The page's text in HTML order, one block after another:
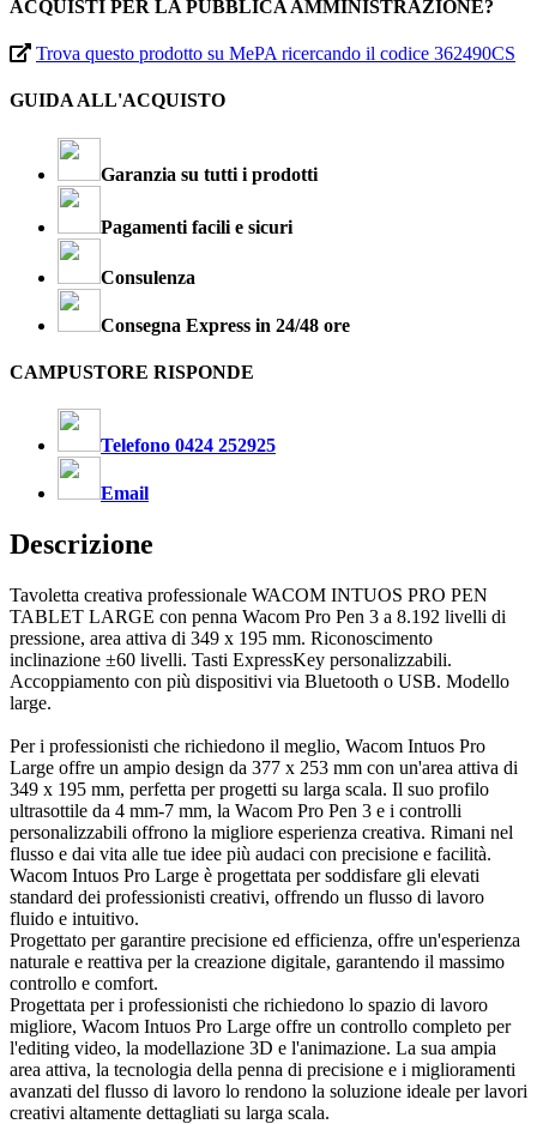
ACQUISTI PER LA PUBBLICA AMMINISTRAZIONE?
Trova questo prodotto su MePA ricercando il codice 362490CS
GUIDA ALL'ACQUISTO
Garanzia su tutti i prodotti
Pagamenti facili e sicuri
Consulenza
Consegna Express in 24/48 ore
CAMPUSTORE RISPONDE
Telefono 0424 252925
Email
Descrizione
Tavoletta creativa professionale WACOM INTUOS PRO PEN
TABLET LARGE con penna Wacom Pro Pen 3 a 8.192 livelli di
pressione, area attiva di 349 x 195 mm. Riconoscimento
inclinazione ±60 livelli. Tasti ExpressKey personalizzabili.
Accoppiamento con più dispositivi via Bluetooth o USB. Modello
large.
Per i professionisti che richiedono il meglio, Wacom Intuos Pro
Large offre un ampio design da 377 x 253 mm con un'area attiva di
349 x 195 mm, perfetta per progetti su larga scala. Il suo profilo
ultrasottile da 4 mm-7 mm, la Wacom Pro Pen 3 e i controlli
personalizzabili offrono la migliore esperienza creativa. Rimani nel
flusso e dai vita alle tue idee più audaci con precisione e facilità.
Wacom Intuos Pro Large è progettata per soddisfare gli elevati
standard dei professionisti creativi, offrendo un flusso di lavoro
fluido e intuitivo.
Progettato per garantire precisione ed efficienza, offre un'esperienza
naturale e reattiva per la creazione digitale, garantendo il massimo
controllo e comfort.
Progettata per i professionisti che richiedono lo spazio di lavoro
migliore, Wacom Intuos Pro Large offre un controllo completo per
l'editing video, la modellazione 3D e l'animazione. La sua ampia
area attiva, la tecnologia della penna di precisione e i miglioramenti
avanzati del flusso di lavoro lo rendono la soluzione ideale per lavori
creativi altamente dettagliati su larga scala.